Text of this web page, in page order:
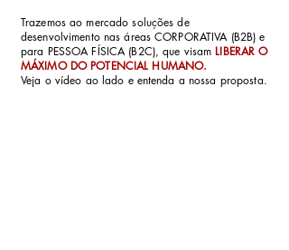
Trazemos ao mercado soluções de
desenvolvimento nas áreas CORPORATIVA (B2B) e
para PESSOA FÍSICA (B2C), que visamLIBERAR O
MÁXIMO DO POTENCIAL HUMANO.
Veja o vídeo ao lado e entenda a nossa proposta.